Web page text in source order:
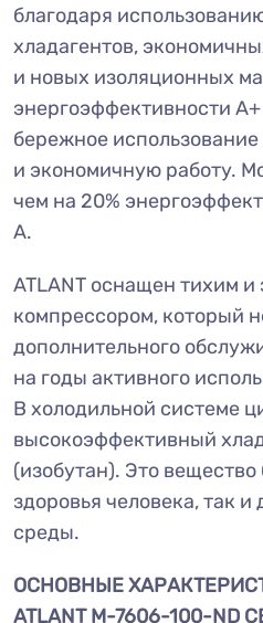
благодаря
хладагентов,
и новых изоляционных
энергоэффективности
бережное
и экономичную работу.
чем на 20%
А.
ATLANT оснащен тихим
компрессором, который
дополнительного
на годы активного
В холодильной системе
высокоэффективный
(изобутан). Это
здоровья человека, так
среды.
ОСНОВНЫЕ
ATLANT М-7606-100-ND